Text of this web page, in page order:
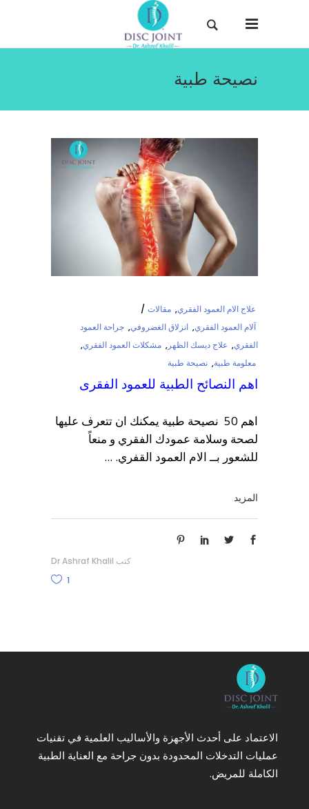
نصيحة طبية
علاج الام العمود الفقري, مقالات
آلام العمود الفقري, انزلاق الغضروفي, جراحة العمود
الفقري, علاج ديسك الظهر, مشكلات العمود الفقري,
معلومة طبية, نصيحة طبية
اهم النصائح الطبية للعمود الفقرى
اهم 50 نصيحة طبية يمكنك ان تتعرف عليها
لصحة وسلامة عمودك الفقري و منعاً
للشعور بــ الام العمود القفري.
المزيد
كتب Dr Ashraf Khalil
1
الاعتماد على أحدث الأجهزة والأساليب العلمية في تقنيات
عمليات التدخلات المحدودة بدون جراحة مع العناية الطبية
الكاملة للمريض.